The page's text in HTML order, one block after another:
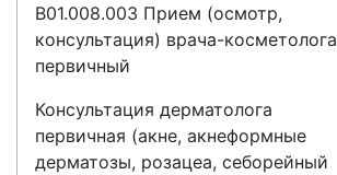
B01.008.003 Прием (осмотр,
консультация) врача-косметолога
первичный
Консультация дерматолога
первичная (акне, акнеформные
дерматозы, розацеа, себорейный